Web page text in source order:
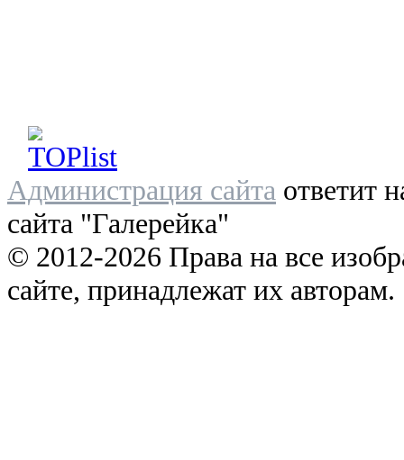
Администрация сайта ответит
сайта "Галерейка"
© 2012-2026 Права на все
сайте, принадлежат их авторам.